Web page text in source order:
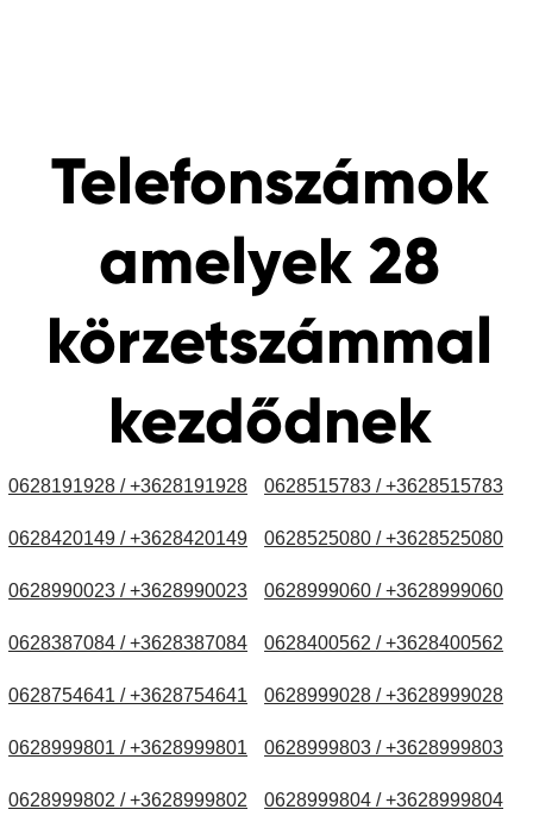
Telefonszámok
amelyek 28
körzetszámmal
kezdődnek
0628191928 / +3628191928 0628515783 / +3628515783
0628420149 / +3628420149 0628525080 / +3628525080
0628990023 / +3628990023 0628999060 / +3628999060
0628387084 / +3628387084 0628400562 / +3628400562
0628754641 / +3628754641 0628999028 / +3628999028
0628999801 / +3628999801 0628999803 / +3628999803
0628999802 / +3628999802 0628999804 / +3628999804